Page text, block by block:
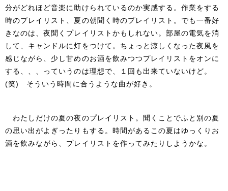
分がどれほど音楽に助けられているのか実感する。作業をする
時のプレイリスト、夏の朝聞く時のプレイリスト。でも一番好
きなのは、夜聞くプレイリストかもしれない。部屋の電気を消
して、キャンドルに灯をつけて。ちょっと涼しくなった夜風を
感じながら、少し甘めのお酒を飲みつつプレイリストをオンに
する、、、っていうのは理想で、１回も出来ていないけど。
(笑) そういう時間に合うような曲が好き。
わたしだけの夏の夜のプレイリスト。聞くことでふと別の夏
の思い出がよぎったりもする。時間があるこの夏はゆっくりお
酒を飲みながら、プレイリストを作ってみたりしようかな。